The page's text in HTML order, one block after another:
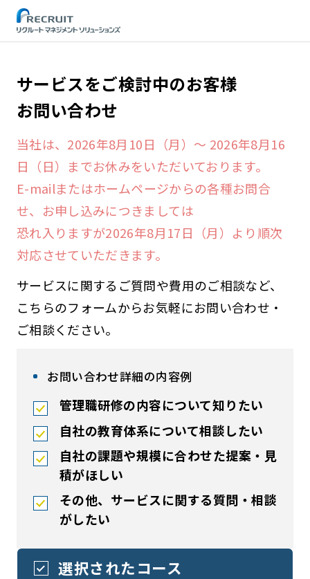
サービスをご検討中のお客様
お問い合わせ
当社は、2026年8月10日（月）～ 2026年8月16
日（日）までお休みをいただいております。
E-mailまたはホームページからの各種お問合
せ、お申し込みにつきましては
恐れ入りますが2026年8月17日（月）より順次
対応させていただきます。
サービスに関するご質問や費用のご相談など、
こちらのフォームからお気軽にお問い合わせ・
ご相談ください。
お問い合わせ詳細の内容例
管理職研修の内容について知りたい
自社の教育体系について相談したい
自社の課題や規模に合わせた提案・見
積がほしい
その他、サービスに関する質問・相談
がしたい
選択されたコース